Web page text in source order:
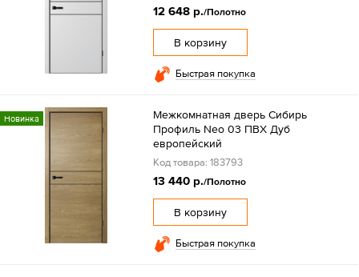
12 648 р./Полотно
В корзину
Быстрая покупка
Новинка
Межкомнатная дверь Сибирь
Профиль Neo 03 ПВХ Дуб
европейский
Код товара: 183793
13 440 р./Полотно
В корзину
Быстрая покупка